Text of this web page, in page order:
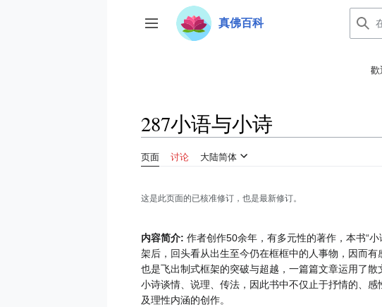
转开关侧边栏
真佛百科
歡
287小语与小诗
页面 讨论 大陆简体
这是此页面的已核准修订，也是最新修订。
内容简介: 作者创作50余年，有多元性的著作，本书“
架后，回头看从出生至今仍在框框中的人事物，因而
也是飞出制式框架的突破与超越，一篇篇文章运用了
小诗谈情、说理、传法，因此书中不仅止于抒情的、感
及理性内涵的创作。